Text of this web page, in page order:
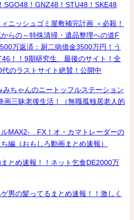
SGO48！GNZ48！STU48！SKE48
ニッシュゴミ屋敷補完計画 ＜必殺！
らの～特殊清掃・遺品整理への道F
万返済：厨二病借金3500万円！う
！！9期研究生、最後のサイト！全
のラストサイト絶賛！公開中
みちゃんのニートッフルステーション
画三昧老後生活！（無職孤独居老人的
ルMAX2- FX！オ・カマトレーダーの
編（おもしろ動画まとめ速報）
とめ速報！！ネット乞食DE2000万
男の髪ってるまとめ速報！！激しく